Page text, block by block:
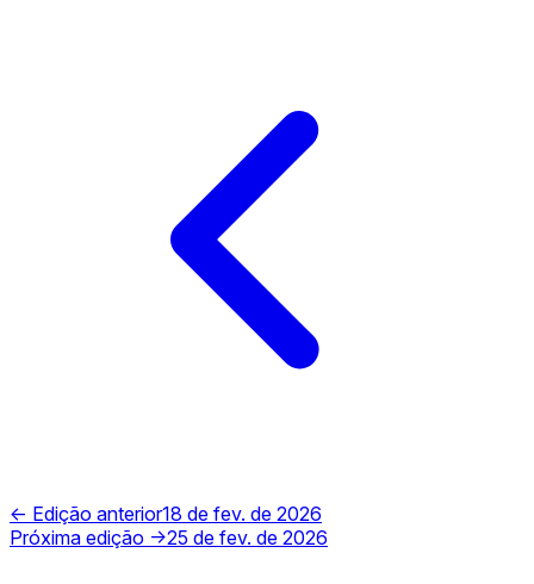
← Edição anterior18 de fev. de 2026
Próxima edição →25 de fev. de 2026